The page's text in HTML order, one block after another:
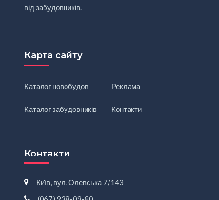
від забудовників.
Карта сайту
Каталог новобудов
Каталог забудовників
Реклама
Контакти
Контакти
Київ, вул. Олевська 7/143